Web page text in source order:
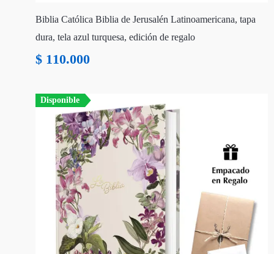
Biblia Católica Biblia de Jerusalén Latinoamericana, tapa
dura, tela azul turquesa, edición de regalo
$ 110.000
Disponible